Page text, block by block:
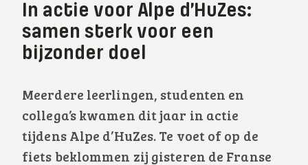
In actie voor Alpe d’HuZes:
samen sterk voor een
bijzonder doel
Meerdere leerlingen, studenten en
collega’s kwamen dit jaar in actie
tijdens Alpe d’HuZes. Te voet of op de
fiets beklommen zij gisteren de Franse